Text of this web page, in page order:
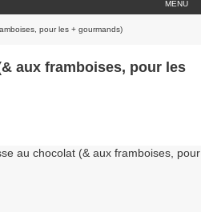
MENU
pour les + gourmands)
aux framboises, pour les